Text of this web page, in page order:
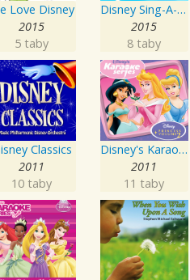
Love Disney
2015
5 taby
Disney Sing-A-Long
2015
8 taby
Classics
2011
10 taby
Disney's Karaoke Series: Disney Princess Volume 2
2011
11 taby